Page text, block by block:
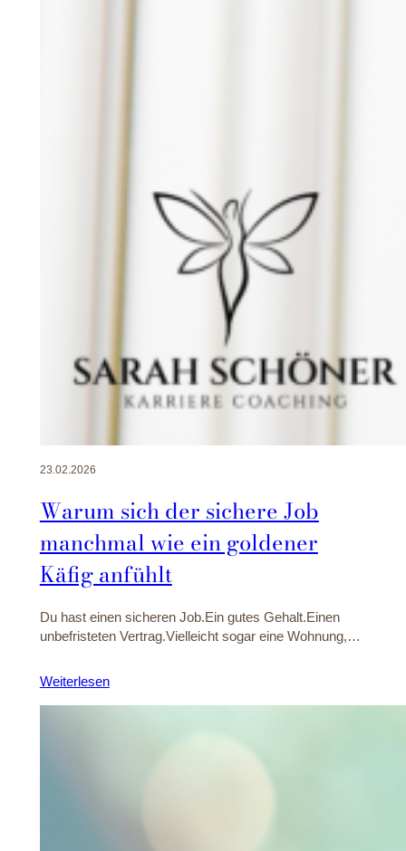
23.02.2026
Warum sich der sichere Job
manchmal wie ein goldener
Käfig anfühlt
Du hast einen sicheren Job.Ein gutes Gehalt.Einen
unbefristeten Vertrag.Vielleicht sogar eine Wohnung,…
Weiterlesen